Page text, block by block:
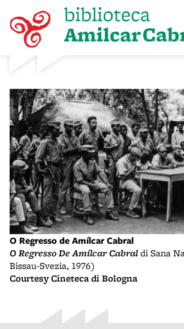
O Regresso de Amílcar Cabral
O Regresso De Amílcar Cabraldi Sana
Bissau-Svezia, 1976)
Courtesy Cineteca di Bologna